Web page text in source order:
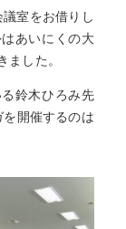
室をお借りし
あいにくの大
した。
鈴木ひろみ先
開催するのは